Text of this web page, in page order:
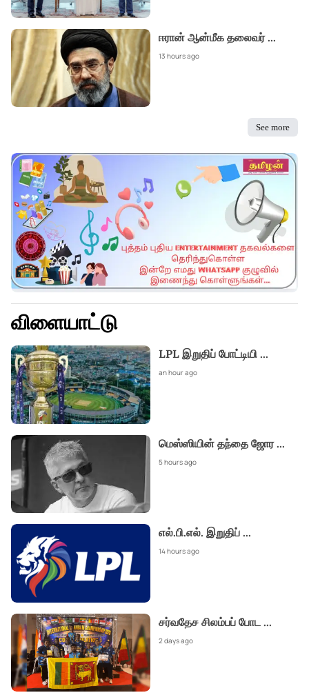
ஈரான் ஆன்மீக தலைவர்...
13 hours ago
See more
விளையாட்டு
LPL இறுதிப் போட்டியி ...
an hour ago
மெஸ்ஸியின் தந்தை ஜோர...
5 hours ago
எல்.பி.எல். இறுதிப் ...
14 hours ago
சர்வதேச சிலம்பப் போட ...
2 days ago